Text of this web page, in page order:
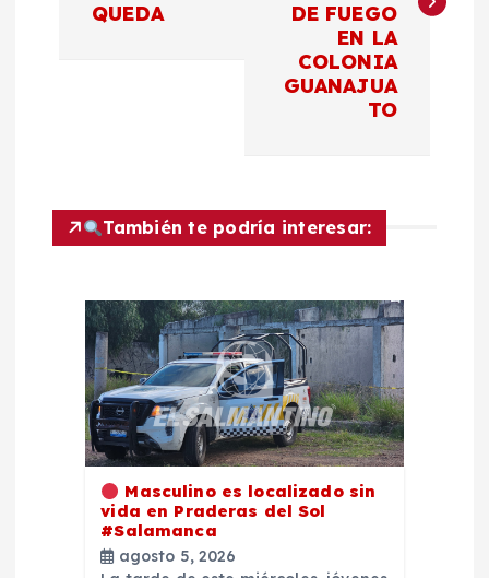
c
QUEDA
DE FUEGO
EN LA
COLONIA
GUANAJUA
TO
También te podría interesar:
Masculino es localizado sin
vida en Praderas del Sol
#Salamanca
agosto 5, 2026